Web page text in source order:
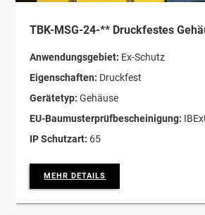
TBK-MSG-24-** Druckfestes
Anwendungsgebiet: Ex-Schutz
Eigenschaften: Druckfest
Gerätetyp:Gehäuse
EU-Baumusterprüfbescheinigung:
IP Schutzart: 65
MEHR DETAILS